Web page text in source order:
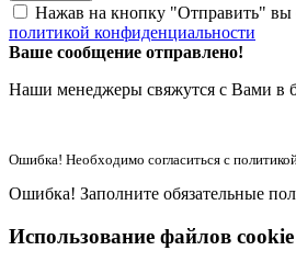
Нажав на кнопку "Отправить" вы
политикой конфиденциальности
Ваше сообщение отправлено!
Наши менеджеры свяжутся с Вами в
Ошибка! Необходимо согласиться с
Ошибка! Заполните обязательные
Использование файлов cookie